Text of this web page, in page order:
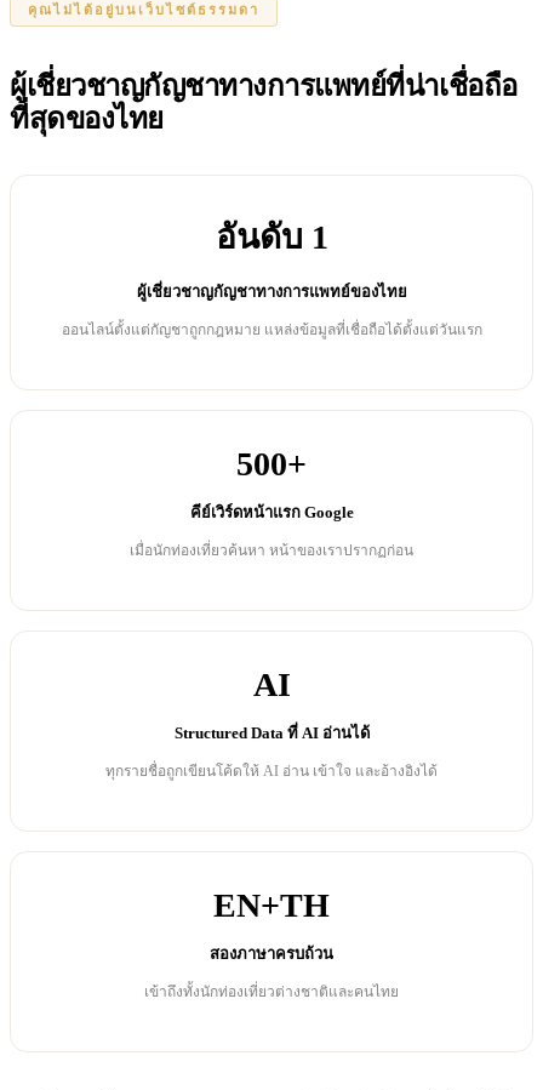
คุณไม่ได้อยู่บนเว็บไซต์ธรรมดา
ผู้เชี่ยวชาญกัญชาทางการแพทย์ที่น่าเชื่อถือ
ที่สุดของไทย
อันดับ 1
ผู้เชี่ยวชาญกัญชาทางการแพทย์ของไทย
ออนไลน์ตั้งแต่กัญชาถูกกฎหมาย แหล่งข้อมูลที่เชื่อถือได้ตั้งแต่วันแรก
500+
คีย์เวิร์ดหน้าแรก Google
เมื่อนักท่องเที่ยวค้นหา หน้าของเราปรากฏก่อน
AI
Structured Data ที่ AI อ่านได้
ทุกรายชื่อถูกเขียนโค้ดให้ AI อ่าน เข้าใจ และอ้างอิงได้
EN+TH
สองภาษาครบถ้วน
เข้าถึงทั้งนักท่องเที่ยวต่างชาติและคนไทย